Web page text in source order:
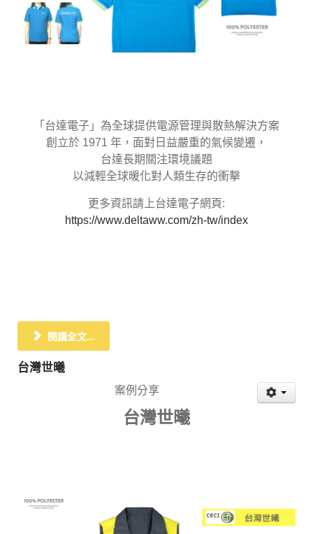
「台達電子」為全球提供電源管理與散熱解決方案
創立於 1971 年，面對日益嚴重的氣候變遷，
台達長期關注環境議題
以減輕全球暖化對人類生存的衝擊
更多資訊請上台達電子網頁:
https://www.deltaww.com/zh-tw/index
閱讀全文...
台灣世曦
案例分享
台灣世曦